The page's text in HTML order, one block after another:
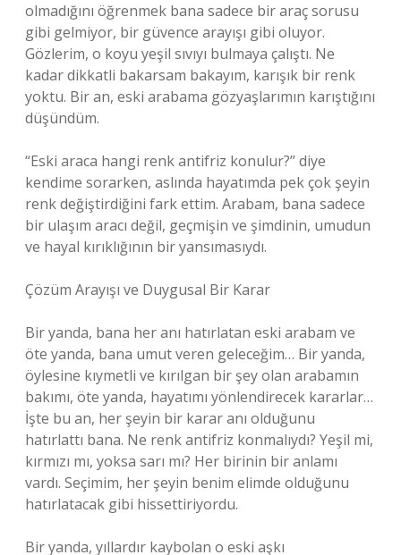
olmadığını öğrenmek bana sadece bir araç sorusu
gibi gelmiyor, bir güvence arayışı gibi oluyor.
Gözlerim, o koyu yeşil sıvıyı bulmaya çalıştı. Ne
kadar dikkatli bakarsam bakayım, karışık bir renk
yoktu. Bir an, eski arabama gözyaşlarımın karıştığını
düşündüm.
“Eski araca hangi renk antifriz konulur?” diye
kendime sorarken, aslında hayatımda pek çok şeyin
renk değiştirdiğini fark ettim. Arabam, bana sadece
bir ulaşım aracı değil, geçmişin ve şimdinin, umudun
ve hayal kırıklığının bir yansımasıydı.
Çözüm Arayışı ve Duygusal Bir Karar
Bir yanda, bana her anı hatırlatan eski arabam ve
öte yanda, bana umut veren geleceğim… Bir yanda,
öylesine kıymetli ve kırılgan bir şey olan arabamın
bakımı, öte yanda, hayatımı yönlendirecek kararlar…
İşte bu an, her şeyin bir karar anı olduğunu
hatırlattı bana. Ne renk antifriz konmalıydı? Yeşil mi,
kırmızı mı, yoksa sarı mı? Her birinin bir anlamı
vardı. Seçimim, her şeyin benim elimde olduğunu
hatırlatacak gibi hissettiriyordu.
Bir yanda, yıllardır kaybolan o eski aşkı